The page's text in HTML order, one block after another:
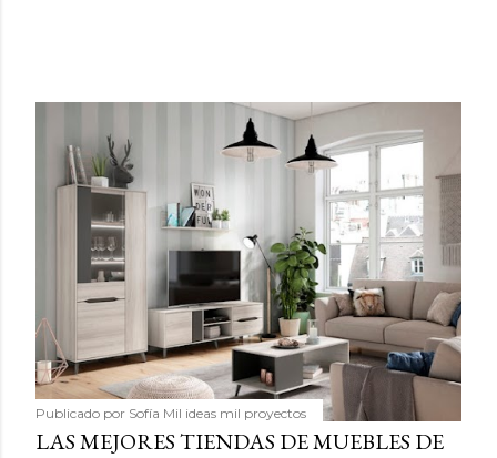
Publicado por Sofía Mil ideas mil proyectos
LAS MEJORES TIENDAS DE MUEBLES DE